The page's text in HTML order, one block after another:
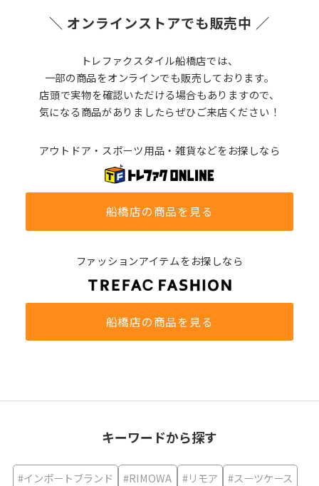
＼ オンラインストアでも販売中 ／
トレファクスタイル船橋店では、
一部の商品をオンラインでも販売しております。
店頭で実物を確認いただける場合もありますので、
気になる商品がありましたらぜひご来店ください！
アウトドア・スポーツ用品・雑貨などをお探しなら
船橋店の商品を見る
ファッションアイテムをお探しなら
船橋店の商品を見る
キーワードから探す
#インポートブランド #RIMOWA #リモア
#スーツケース